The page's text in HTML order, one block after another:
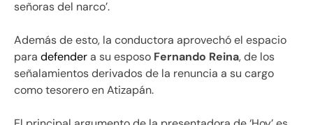
señoras del narco’.
Además de esto, la conductora aprovechó el espacio
para defendera su esposo Fernando Reina, de los
señalamientos derivados de la renuncia a su cargo
como tesorero en Atizapán.